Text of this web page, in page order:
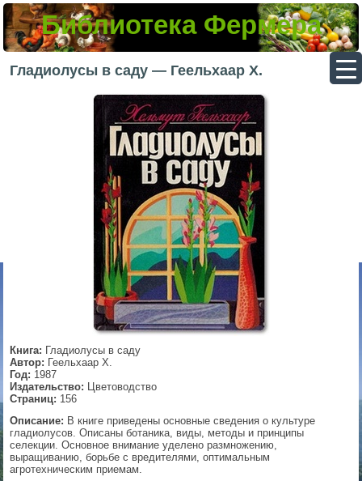
Библиотека Фермера
Гладиолусы в саду — Геельхаар Х.
Книга: Гладиолусы в саду
Автор: Геельхаар Х.
Год: 1987
Издательство: Цветоводство
Страниц: 156
Описание: В книге приведены основные сведения о культуре
гладиолусов. Описаны ботаника, виды, методы и принципы
селекции. Основное внимание уделено размножению,
выращиванию, борьбе с вредителями, оптимальным
агротехническим приемам.
▼
▼